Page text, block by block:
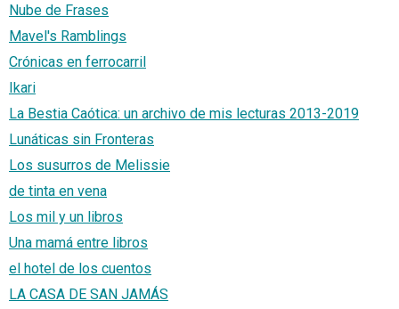
Nube de Frases
Mavel's Ramblings
Crónicas en ferrocarril
Ikari
La Bestia Caótica: un archivo de mis lecturas 2013-2019
Lunáticas sin Fronteras
Los susurros de Melissie
de tinta en vena
Los mil y un libros
Una mamá entre libros
el hotel de los cuentos
LA CASA DE SAN JAMÁS